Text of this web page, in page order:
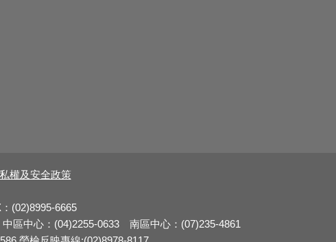
權及安全政策
(02)8995-6665
區中心：(04)2255-0633 南區中心：(07)235-4861